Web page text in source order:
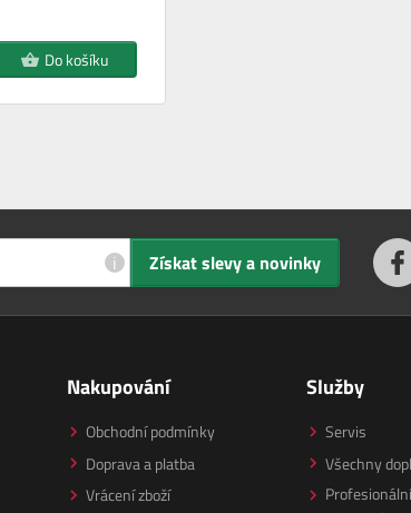
Do košíku
i Získat slevy a novinky
Nakupování
Obchodní podmínky
Doprava a platba
Vrácení zboží
Služby
Servis
Všechny